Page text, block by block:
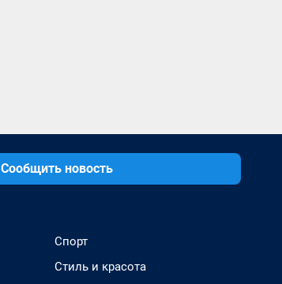
Сообщить новость
Спорт
Стиль и красота